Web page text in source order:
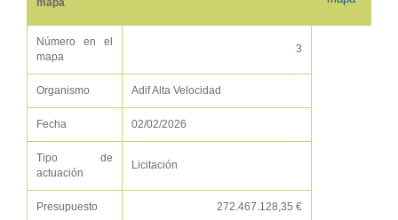
mapa
Número en el
mapa
3
Organismo Adif Alta Velocidad
Fecha 02/02/2026
Tipo de
actuación
Licitación
Presupuesto 272.467.128,35 €